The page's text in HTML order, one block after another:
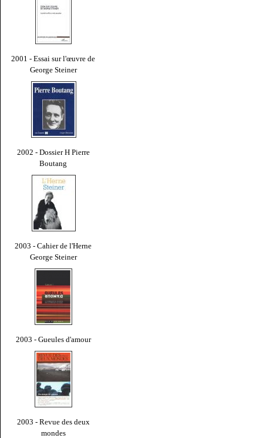
2001 - Essai sur l'œuvre de
George Steiner
2002 - Dossier H Pierre
Boutang
2003 - Cahier de l'Herne
George Steiner
2003 - Gueules d'amour
2003 - Revue des deux
mondes